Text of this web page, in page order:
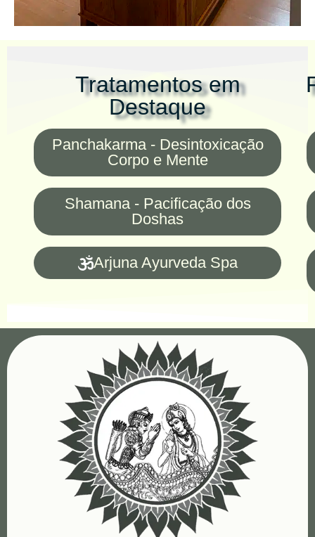
Tratamentos em
Destaque
Panchakarma - Desintoxicação
Corpo e Mente
Shamana - Pacificação dos
Doshas
Arjuna Ayurveda Spa